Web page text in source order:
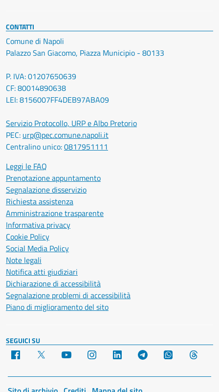
CONTATTI
Comune di Napoli
Palazzo San Giacomo, Piazza Municipio - 80133
P. IVA: 01207650639
CF: 80014890638
LEI: 8156007FF4DEB97ABA09
Servizio Protocollo, URP e Albo Pretorio
PEC: urp@pec.comune.napoli.it
Centralino unico:0817951111
Leggi le FAQ
Prenotazione appuntamento
Segnalazione disservizio
Richiesta assistenza
Amministrazione trasparente
Informativa privacy
Cookie Policy
Social Media Policy
Note legali
Notifica atti giudiziari
Dichiarazione di accessibilità
Segnalazione problemi di accessibilità
Piano di miglioramento del sito
SEGUICI SU
Facebook YouTube Instagram LinkedIn Telegram WhatsApp